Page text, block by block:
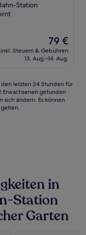
Station
Der
Preis
beträgt
79 €
inkl. Steuern & Gebühren
13. Aug.–14. Aug.
letzten 24 Stunden für
Erwachsenen gefunden
sich ändern. Es können
in
Station
Garten